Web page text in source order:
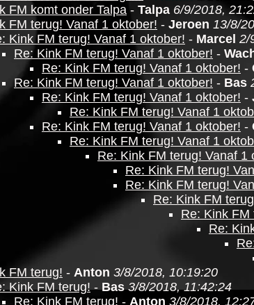
FM komt onder Talpa - Talpa 6/9/2018,
FM terug! Vanaf 1 oktober! - Jeroen 13/8/
Kink FM terug! Vanaf 1 oktober! - Marcel 2/
Re: Kink FM terug! Vanaf 1 oktober! -
Re: Kink FM terug! Vanaf 1 oktober! -
Re: Kink FM terug! Vanaf 1 oktober! - Bas
Re: Kink FM terug! Vanaf 1 oktober! -
Re: Kink FM terug! Vanaf 1
Re: Kink FM terug! Vanaf 1 oktober! -
Re: Kink FM terug! Vanaf 1
Re: Kink FM terug! Vanaf 1
Re: Kink FM terug!
Re: Kink FM terug!
Re: Kink FM
Re: Kink FM
Re:
FM terug! - Anton 3/8/2018, 10:19:20
Kink FM terug!-Bas 3/8/2018, 11:42:24
Re: Kink FM terug! - Anton 3/8/2018,